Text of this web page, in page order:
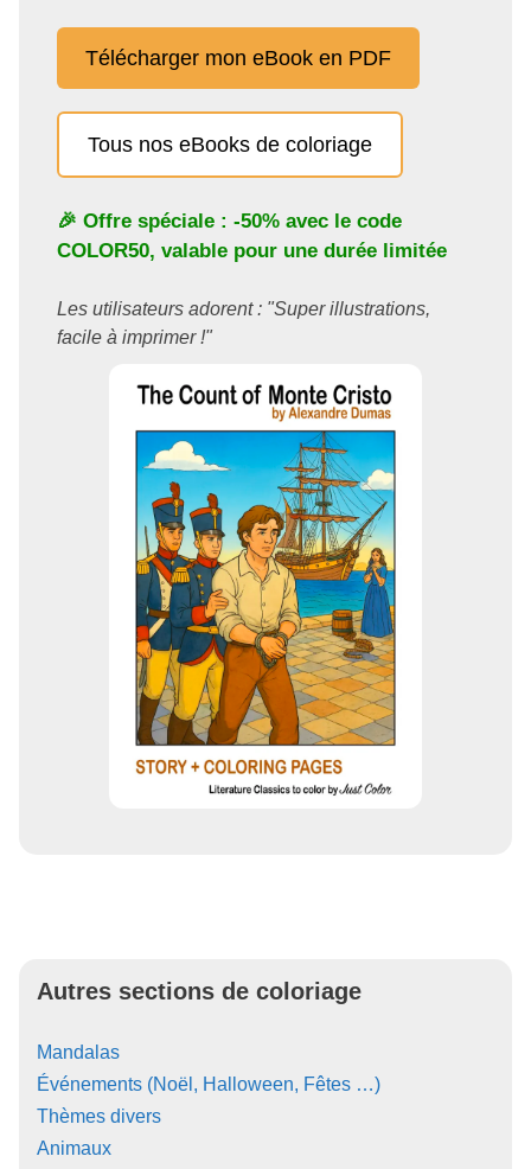
Télécharger mon eBook en PDF
Tous nos eBooks de coloriage
🎉 Offre spéciale : -50% avec le code
COLOR50, valable pour une durée limitée
Les utilisateurs adorent : "Super illustrations,
facile à imprimer !"
Autres sections de coloriage
Mandalas
Événements (Noël, Halloween, Fêtes …)
Thèmes divers
Animaux